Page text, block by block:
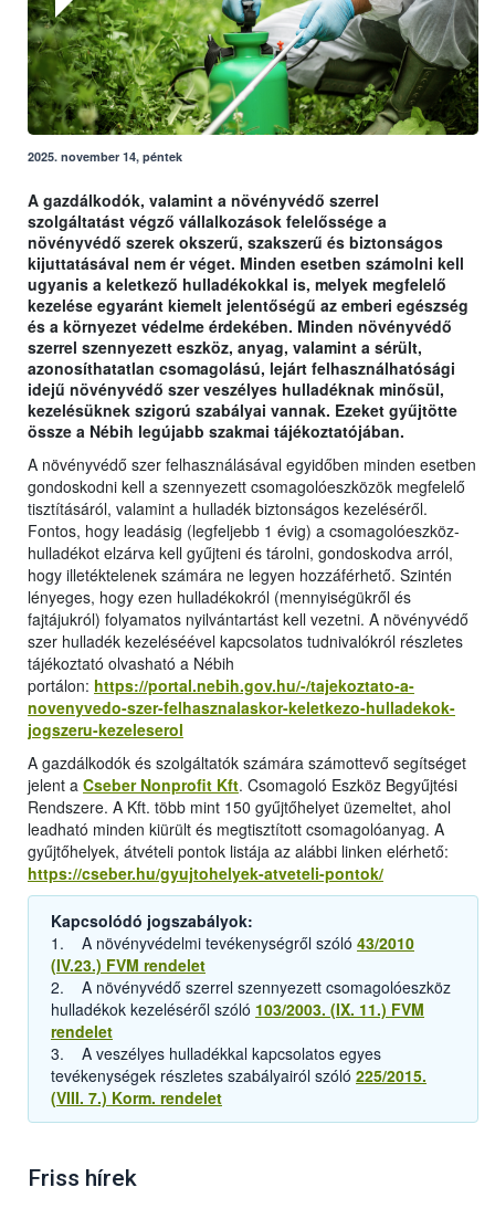
2025. november 14, péntek
A gazdálkodók, valamint a növényvédő szerrel
szolgáltatást végző vállalkozások felelőssége a
növényvédő szerek okszerű, szakszerű és biztonságos
kijuttatásával nem ér véget. Minden esetben számolni kell
ugyanis a keletkező hulladékokkal is, melyek megfelelő
kezelése egyaránt kiemelt jelentőségű az emberi egészség
és a környezet védelme érdekében. Minden növényvédő
szerrel szennyezett eszköz, anyag, valamint a sérült,
azonosíthatatlan csomagolású, lejárt felhasználhatósági
idejű növényvédő szer veszélyes hulladéknak minősül,
kezelésüknek szigorú szabályai vannak. Ezeket gyűjtötte
össze a Nébih legújabb szakmai tájékoztatójában.
A növényvédő szer felhasználásával egyidőben minden esetben
gondoskodni kell a szennyezett csomagolóeszközök megfelelő
tisztításáról, valamint a hulladék biztonságos kezeléséről.
Fontos, hogy leadásig (legfeljebb 1 évig) a csomagolóeszköz-
hulladékot elzárva kell gyűjteni és tárolni, gondoskodva arról,
hogy illetéktelenek számára ne legyen hozzáférhető. Szintén
lényeges, hogy ezen hulladékokról (mennyiségükről és
fajtájukról) folyamatos nyilvántartást kell vezetni. A növényvédő
szer hulladék kezeléséével kapcsolatos tudnivalókról részletes
tájékoztató olvasható a Nébih
portálon: https://portal.nebih.gov.hu/-/tajekoztato-a-
novenyvedo-szer-felhasznalaskor-keletkezo-hulladekok-
jogszeru-kezeleserol
A gazdálkodók és szolgáltatók számára számottevő segítséget
jelent a Cseber Nonprofit Kft. Csomagoló Eszköz Begyűjtési
Rendszere. A Kft. több mint 150 gyűjtőhelyet üzemeltet, ahol
leadható minden kiürült és megtisztított csomagolóanyag. A
gyűjtőhelyek, átvételi pontok listája az alábbi linken elérhető:
https://cseber.hu/gyujtohelyek-atveteli-pontok/
Kapcsolódó jogszabályok:
1. A növényvédelmi tevékenységről szóló 43/2010
(IV.23.) FVM rendelet
2. A növényvédő szerrel szennyezett csomagolóeszköz
hulladékok kezeléséről szóló 103/2003. (IX. 11.) FVM
rendelet
3. A veszélyes hulladékkal kapcsolatos egyes
tevékenységek részletes szabályairól szóló 225/2015.
(VIII. 7.) Korm. rendelet
Friss hírek